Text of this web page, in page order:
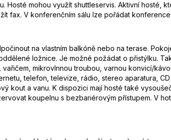
mohou využít shuttleservis. Aktivní hosté,
fax. V konferenčním sálu lze pořádat
na vlastním balkóně nebo na terase.
ložnice. Je možné požádat o přistýlku.
mikrovlnnou troubou, varnou konvicí/
telefon, televize, rádio, stereo aparatura,
kout a vanu. K dispozici mají hosté také
koupelnu s bezbariérovým přístupem. V